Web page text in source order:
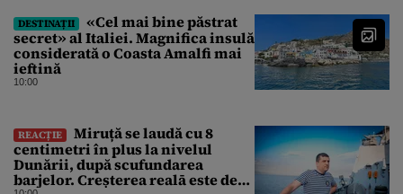
DESTINAȚII
«Cel mai bine păstrat
secret» al Italiei. Magnifica insulă
considerată o Coasta Amalfi mai
ieftină
10:00
REACȚIE
Miruță se laudă cu 8
centimetri în plus la nivelul
Dunării, după scufundarea
barjelor. Creșterea realā este de